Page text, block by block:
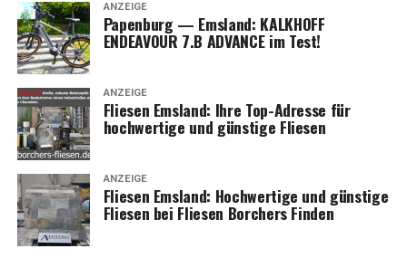
ANZEIGE
Papen­burg — Ems­land: KALKHOFF
ENDEAVOUR 7.B ADVANCE im Test!
ANZEIGE
Flie­sen Ems­land: Ihre Top-Adres­se für
hoch­wer­ti­ge und güns­ti­ge Fliesen
ANZEIGE
Flie­sen Ems­land: Hoch­wer­ti­ge und güns­ti­ge
Flie­sen bei Flie­sen Bor­chers Finden